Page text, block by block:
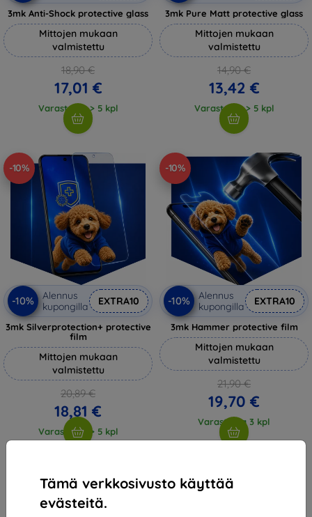
Tämä verkkosivusto käyttää
evästeitä.
3mk Anti-Shock protective glass
Mittojen mukaan
valmistettu
18,90 €
17,01 €
Varastossa > 5 kpl
3mk Pure Matt protective glass
Mittojen mukaan
valmistettu
14,90 €
13,42 €
Varastossa > 5 kpl
-10%
-10%
Alennus
kupongilla
EXTRA10
3mk Silverprotection+ protective
film
Mittojen mukaan
valmistettu
20,89 €
18,81 €
Varastossa > 5 kpl
-10%
-10%
Alennus
kupongilla
EXTRA10
3mk Hammer protective film
Mittojen mukaan
valmistettu
21,90 €
19,70 €
Varastossa 3 kpl
yhteensä .